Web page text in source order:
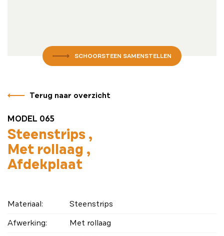
SCHOORSTEEN SAMENSTELLEN
Terug naar overzicht
MODEL 065
Steenstrips
Met rollaag
Afdekplaat
Materiaal:
Steenstrips
Afwerking:
Met rollaag